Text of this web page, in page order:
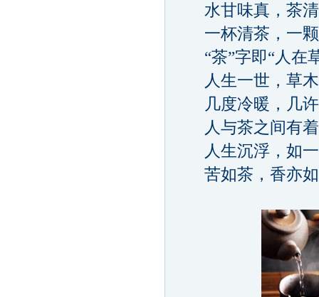
水甘味真，茶清
一杯清茶，一颗
“茶”字即“人在
人生一世，草木
几度冷暖，几许
人与茶之间有着
人生沉浮，如一
苦如茶，香亦如